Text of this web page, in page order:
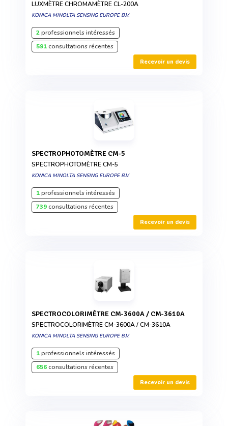
LUXMÈTRE CHROMAMÈTRE CL-200A
KONICA MINOLTA SENSING EUROPE B.V.
2professionnels intéressés
591consultations récentes
Recevoir un devis
SPECTROPHOTOMÈTRE CM-5
SPECTROPHOTOMÈTRE CM-5
KONICA MINOLTA SENSING EUROPE B.V.
1professionnels intéressés
739consultations récentes
Recevoir un devis
SPECTROCOLORIMÈTRE CM-3600A / CM-3610A
SPECTROCOLORIMÈTRE CM-3600A / CM-3610A
KONICA MINOLTA SENSING EUROPE B.V.
1professionnels intéressés
656consultations récentes
Recevoir un devis